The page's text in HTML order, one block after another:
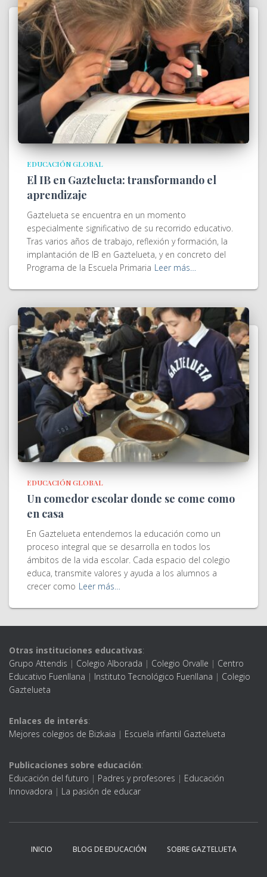
EDUCACIÓN GLOBAL
El IB en Gaztelueta: transformando el
aprendizaje
Gaztelueta se encuentra en un momento
especialmente significativo de su recorrido educativo.
Tras varios años de trabajo, reflexión y formación, la
implantación de IB en Gaztelueta, y en concreto del
Programa de la Escuela Primaria Leer más…
EDUCACIÓN GLOBAL
Un comedor escolar donde se come como
en casa
En Gaztelueta entendemos la educación como un
proceso integral que se desarrolla en todos los
ámbitos de la vida escolar. Cada espacio del colegio
educa, transmite valores y ayuda a los alumnos a
crecer como Leer más…
Otras instituciones educativas:
Grupo Attendis | Colegio Alborada | Colegio Orvalle | Centro
Educativo Fuenllana | Instituto Tecnológico Fuenllana | Colegio
Gaztelueta
Enlaces de interés:
Mejores colegios de Bizkaia | Escuela infantil Gaztelueta
Publicaciones sobre educación:
Educación del futuro | Padres y profesores | Educación
Innovadora | La pasión de educar
INICIO BLOG DE EDUCACIÓN SOBRE GAZTELUETA